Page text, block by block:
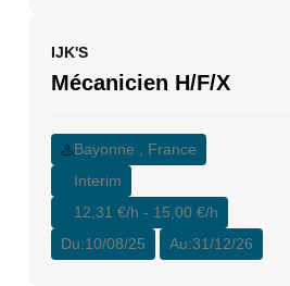
IJK'S
Mécanicien H/F/X
Bayonne , France
Interim
12,31 €/h - 15,00 €/h
Du:10/08/25 Au:31/12/26